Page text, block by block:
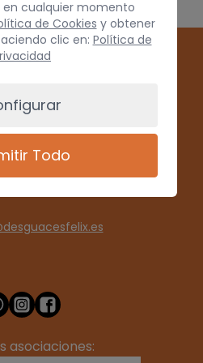
928 715008
asociaciones:
cualquier momento
de Cookies y obtener
clic en: Política de
Todo